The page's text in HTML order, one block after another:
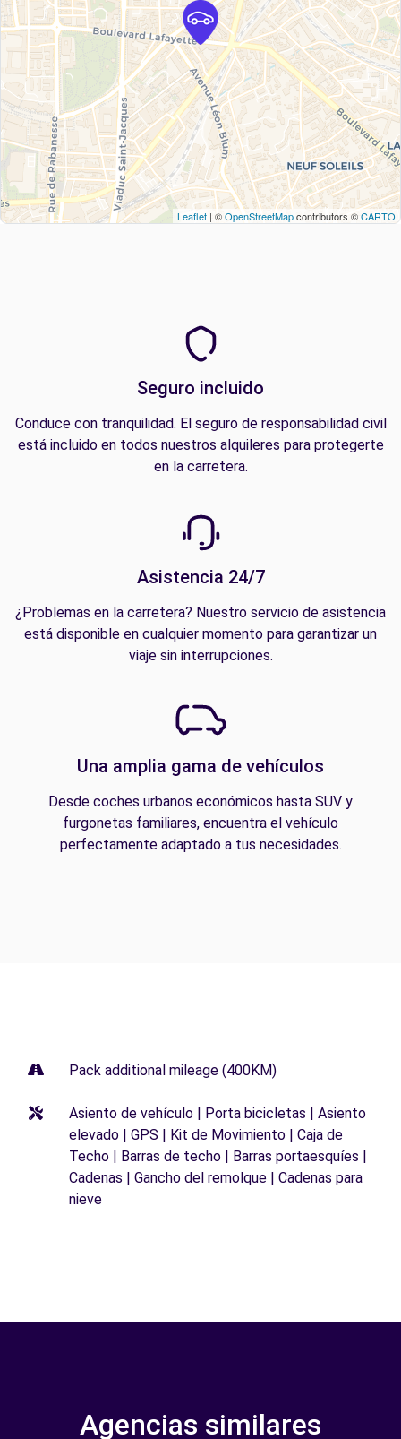
Leaflet | ©OpenStreetMapcontributors ©CARTO
Seguro incluido
Conduce con tranquilidad. El seguro de responsabilidad civil
está incluido en todos nuestros alquileres para protegerte
en la carretera.
Asistencia 24/7
¿Problemas en la carretera? Nuestro servicio de asistencia
está disponible en cualquier momento para garantizar un
viaje sin interrupciones.
Una amplia gama de vehículos
Desde coches urbanos económicos hasta SUV y
furgonetas familiares, encuentra el vehículo
perfectamente adaptado a tus necesidades.
Pack additional mileage (400KM)
Asiento de vehículo | Porta bicicletas | Asiento
elevado | GPS | Kit de Movimiento | Caja de
Techo | Barras de techo | Barras portaesquíes |
Cadenas | Gancho del remolque | Cadenas para
nieve
Agencias similares